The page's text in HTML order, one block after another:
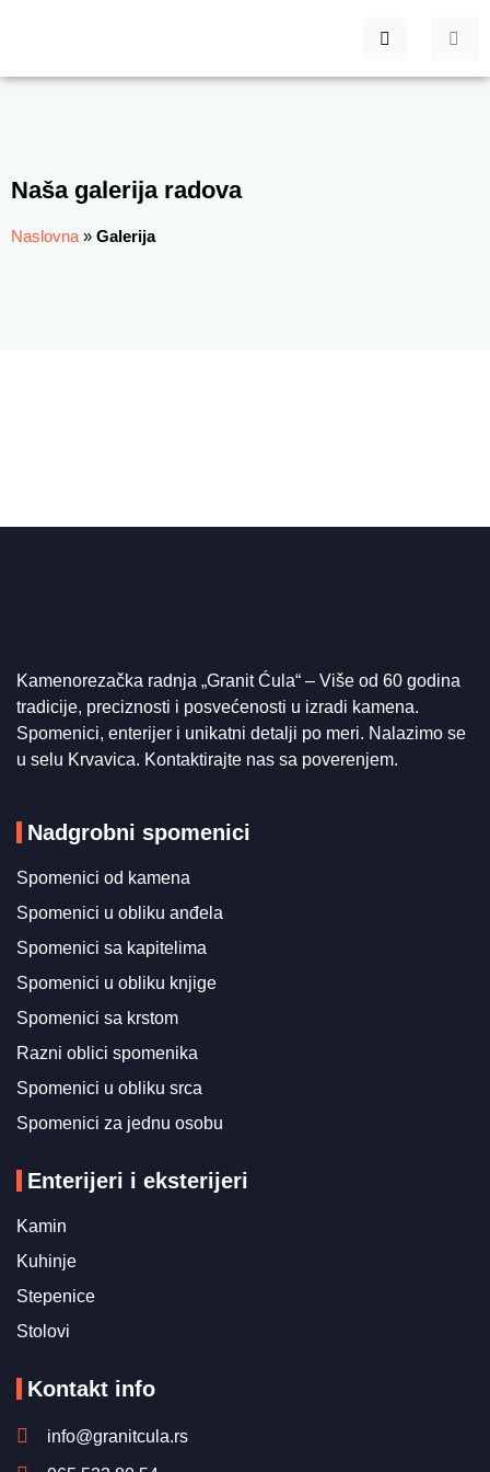
Naša galerija radova
Naslovna » Galerija
Kamenorezačka radnja „Granit Ćula“ – Više od 60 godina
tradicije, preciznosti i posvećenosti u izradi kamena.
Spomenici, enterijer i unikatni detalji po meri. Nalazimo se
u selu Krvavica. Kontaktirajte nas sa poverenjem.
Nadgrobni spomenici
Spomenici od kamena
Spomenici u obliku anđela
Spomenici sa kapitelima
Spomenici u obliku knjige
Spomenici sa krstom
Razni oblici spomenika
Spomenici u obliku srca
Spomenici za jednu osobu
Enterijeri i eksterijeri
Kamin
Kuhinje
Stepenice
Stolovi
Kontakt info
info@granitcula.rs